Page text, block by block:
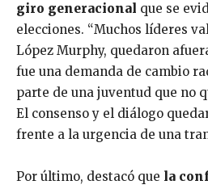
giro generacional que se
elecciones. “Muchos líderes
López Murphy, quedaron
fue una demanda de cambio
parte de una juventud que no
El consenso y el diálogo
frente a la urgencia de una
Por último, destacó que la